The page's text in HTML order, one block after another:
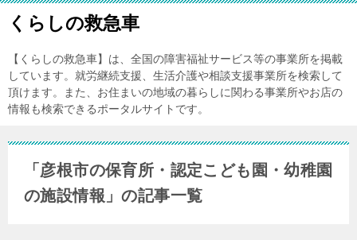
くらしの救急車
【くらしの救急車】は、全国の障害福祉サービス等の事業所を掲載
しています。就労継続支援、生活介護や相談支援事業所を検索して
頂けます。また、お住まいの地域の暮らしに関わる事業所やお店の
情報も検索できるポータルサイトです。
「彦根市の保育所・認定こども園・幼稚園
の施設情報」の記事一覧